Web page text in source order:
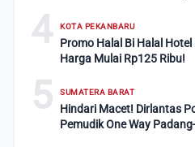
4 KOTA PEKANBARU
Promo Halal Bi Halal
Harga Mulai Rp125 Ribu!
5 SUMATERA BARAT
Hindari Macet! Dirlantas
Pemudik One Way